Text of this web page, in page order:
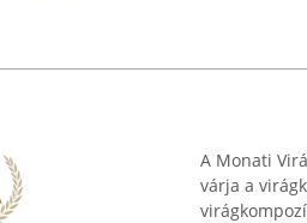
A Monati
várja a